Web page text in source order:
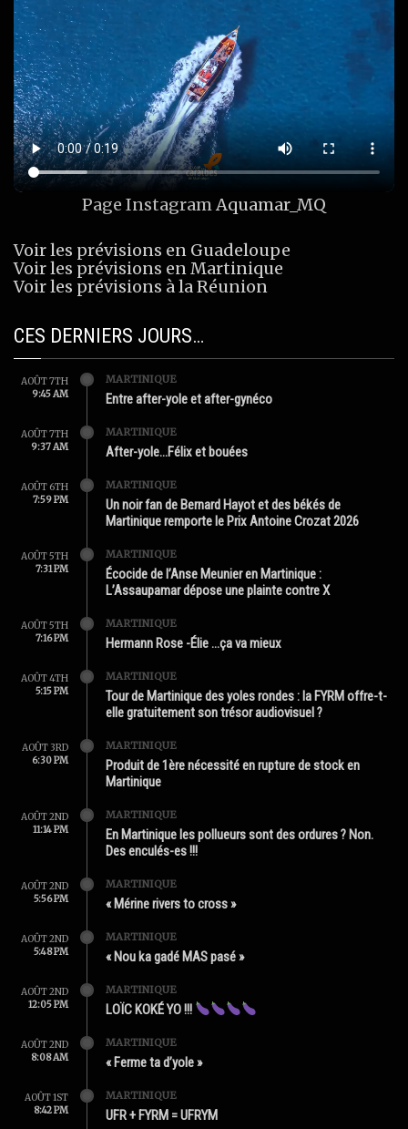
Page InstagramAquamar_MQ
Voir les prévisions en Guadeloupe
Voir les prévisions en Martinique
Voir les prévisions à la Réunion
CES DERNIERS JOURS…
AOÛT 7TH
9:45 AM
MARTINIQUE
Entre after-yole et after-gynéco
AOÛT 7TH
9:37 AM
MARTINIQUE
After-yole…Félix et bouées
AOÛT 6TH
7:59 PM
MARTINIQUE
Un noir fan de Bernard Hayot et des békés de
Martinique remporte le Prix Antoine Crozat 2026
AOÛT 5TH
7:31 PM
MARTINIQUE
Écocide de l’Anse Meunier en Martinique :
L’Assaupamar dépose une plainte contre X
AOÛT 5TH
7:16 PM
MARTINIQUE
Hermann Rose -Élie …ça va mieux
AOÛT 4TH
5:15 PM
MARTINIQUE
Tour de Martinique des yoles rondes : la FYRM offre-t-
elle gratuitement son trésor audiovisuel ?
AOÛT 3RD
6:30 PM
MARTINIQUE
Produit de 1ère nécessité en rupture de stock en
Martinique
AOÛT 2ND
11:14 PM
MARTINIQUE
En Martinique les pollueurs sont des ordures ? Non.
Des enculés-es !!!
AOÛT 2ND
5:56 PM
MARTINIQUE
« Mérine rivers to cross »
AOÛT 2ND
5:48 PM
MARTINIQUE
« Nou ka gadé MAS pasé »
AOÛT 2ND
12:05 PM
MARTINIQUE
LOÏC KOKÉ YO !!!
AOÛT 2ND
8:08 AM
MARTINIQUE
« Ferme ta d’yole »
AOÛT 1ST
8:42 PM
MARTINIQUE
UFR + FYRM = UFRYM